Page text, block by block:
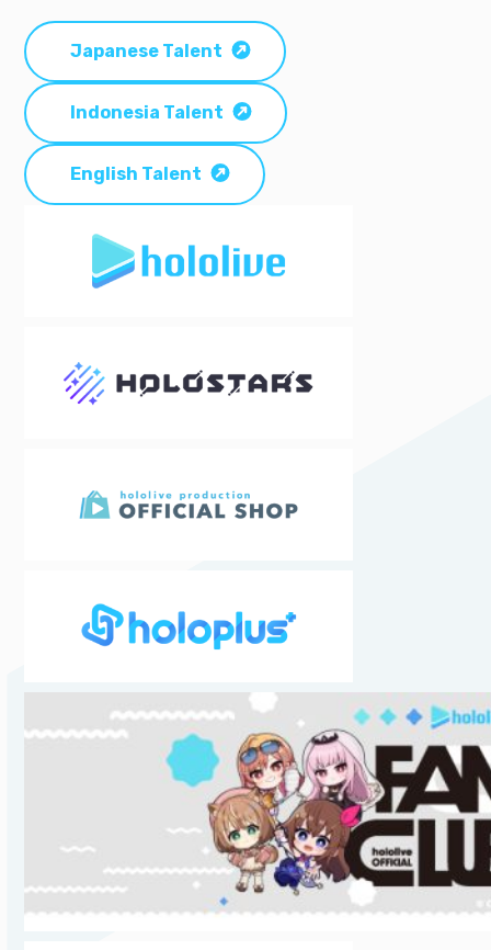
Japanese Talent
Indonesia Talent
English Talent